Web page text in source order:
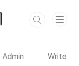
Admin Write